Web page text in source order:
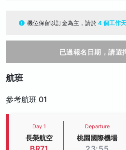
機位保留以訂金為主，請於 4 個工作
已過報名日期，請選
航班
參考航班 01
Day 1
長榮航空
Departure
桃園國際機場